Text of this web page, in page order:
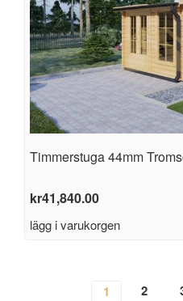
Timmerstuga 44mm
kr41,840.00
lägg i varukorgen
1 2